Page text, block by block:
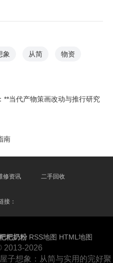
象 从简 物资
**当代产物策画改动与推行研究
南
修资讯 二手回收
接：
粑奶粉 RSS地图 HTML地图
2013-2026
子想象：从简与实用的完好聚